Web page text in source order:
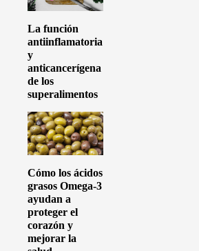
La función
antiinflamatoria
y
anticancerígena
de los
superalimentos
Cómo los ácidos
grasos Omega-3
ayudan a
proteger el
corazón y
mejorar la